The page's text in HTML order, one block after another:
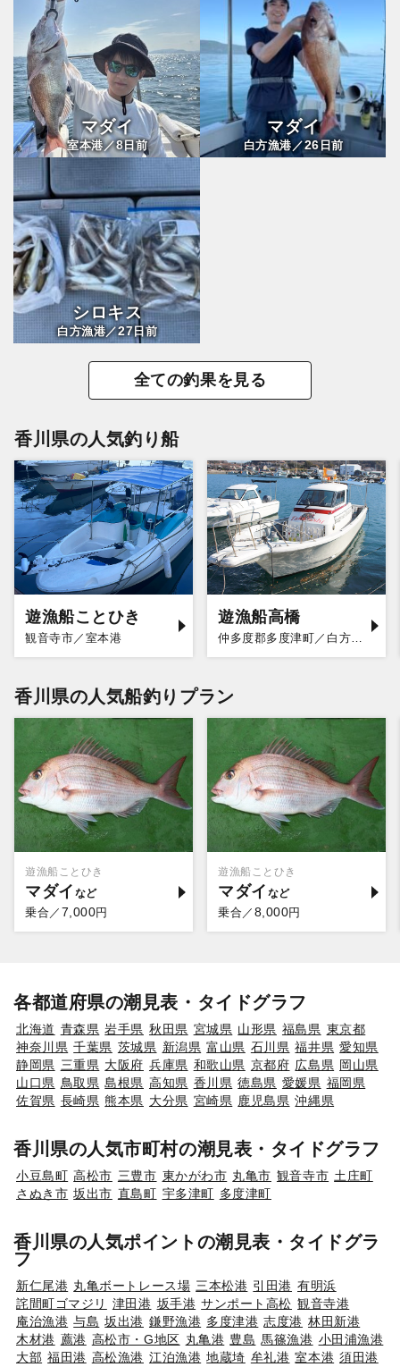
マダイ
室本港／8日前
マダイ
白方漁港／26日前
シロキス
白方漁港／27日前
全ての釣果を見る
香川県の人気釣り船
遊漁船ことひき
観音寺市／室本港
遊漁船高橋
仲多度郡多度津町／白方漁港
香川県の人気船釣りプラン
遊漁船ことひき
マダイ
乗合／ 7,000円
遊漁船ことひき
マダイ
乗合／ 8,000円
各都道府県の潮見表・タイドグラフ
北海道 青森県 岩手県 秋田県 宮城県 山形県 福島県 東京都
神奈川県 千葉県 茨城県 新潟県 富山県 石川県 福井県 愛知県
静岡県 三重県 大阪府 兵庫県 和歌山県 京都府 広島県 岡山県
山口県 鳥取県 島根県 高知県 香川県 徳島県 愛媛県 福岡県
佐賀県 長崎県 熊本県 大分県 宮崎県 鹿児島県 沖縄県
香川県の人気市町村の潮見表・タイドグラフ
小豆島町 高松市 三豊市 東かがわ市 丸亀市 観音寺市 土庄町
さぬき市 坂出市 直島町 宇多津町 多度津町
香川県の人気ポイントの潮見表・タイドグラ
フ
新仁尾港 丸亀ボートレース場 三本松港 引田港 有明浜
詫間町ゴマジリ
津田港 坂手港 サンポート高松 観音寺港
庵治漁港 与島 坂出港 鎌野漁港 多度津港 志度港 林田新港
木材港 薦港 高松市・G地区 丸亀港 豊島 馬篠漁港 小田浦漁港
大部 福田港 高松漁港 江泊漁港 地蔵埼 牟礼港 室本港 須田港